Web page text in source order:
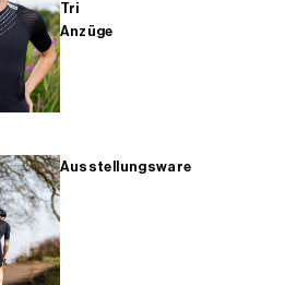
Tri
Anzüge
Ausstellungsware